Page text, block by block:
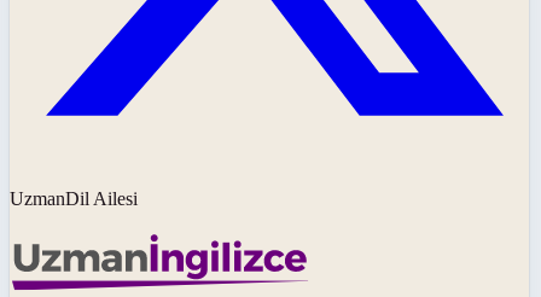
UzmanDil Ailesi